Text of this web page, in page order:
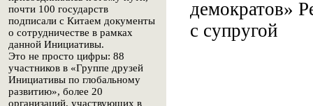
почти 100 государств
подписали с Китаем документы
о сотрудничестве в рамках
данной Инициативы.
Это не просто цифры: 88
участников в «Группе друзей
Инициативы по глобальному
развитию», более 20
организаций, участвующих в
демократов»
с супругой